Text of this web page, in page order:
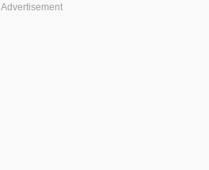
Advertisement